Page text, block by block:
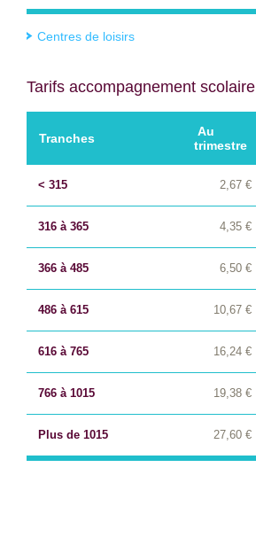
Centres de loisirs
Tarifs accompagnement scolaire
Tranches
Au
trimestre
< 315 2,67 €
316 à 365 4,35 €
366 à 485 6,50 €
486 à 615 10,67 €
616 à 765 16,24 €
766 à 1015 19,38 €
Plus de 1015 27,60 €